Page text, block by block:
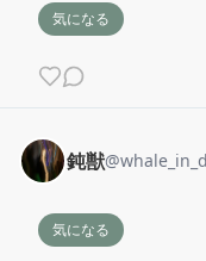
気になる
鈍獣@
気になる